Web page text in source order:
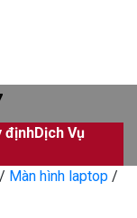
địnhDịch Vụ
/ Màn hình laptop /